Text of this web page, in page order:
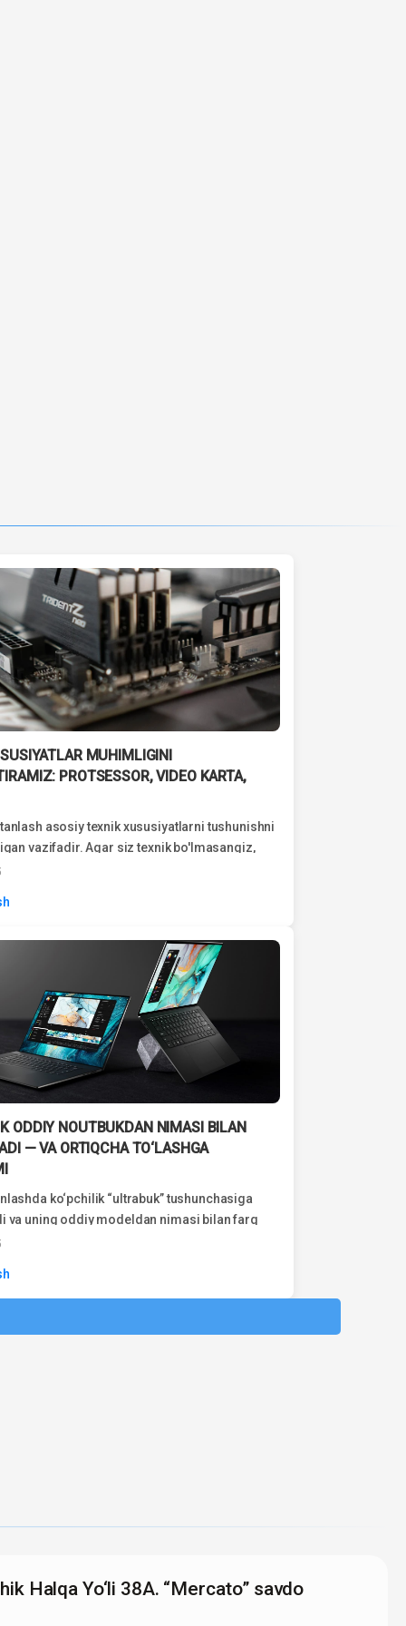
MUHIMLIGINI
PROTSESSOR, VIDEO KARTA,
asosiy texnik xususiyatlarni tushunishni
vazifadir. Agar siz texnik bo'lmasangiz,
etadigan qurilmani istasangiz...
ODDIY NOUTBUKDAN NIMASI BILAN
— VA ORTIQCHA TO‘LASHGA
ko‘pchilik “ultrabuk” tushunchasiga
va uning oddiy modeldan nimasi bilan farq
tushunmaydi. Bir qarashda...
Halqa Yo‘li 38A. “Mercato” savdo